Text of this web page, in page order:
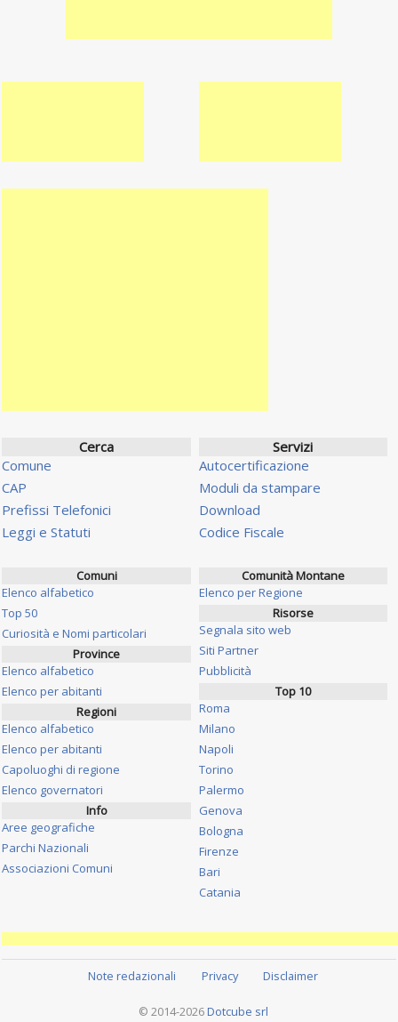
Cerca
Comune
CAP
Prefissi Telefonici
Leggi e Statuti
Servizi
Autocertificazione
Moduli da stampare
Download
Codice Fiscale
Comuni
Elenco alfabetico
Top 50
Curiosità e Nomi particolari
Province
Elenco alfabetico
Elenco per abitanti
Regioni
Elenco alfabetico
Elenco per abitanti
Capoluoghi di regione
Elenco governatori
Info
Aree geografiche
Parchi Nazionali
Associazioni Comuni
Comunità Montane
Elenco per Regione
Risorse
Segnala sito web
Siti Partner
Pubblicità
Top 10
Roma
Milano
Napoli
Torino
Palermo
Genova
Bologna
Firenze
Bari
Catania
Note redazionali Privacy Disclaimer
© 2014-2026 Dotcube srl